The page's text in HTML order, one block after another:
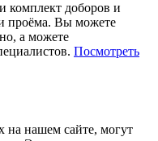
комплект доборов и
проёма. Вы можете
а можете
Посмотреть
на нашем сайте, могут